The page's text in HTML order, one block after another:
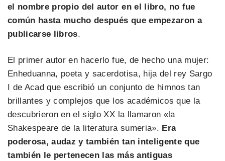
el nombre propio del autor en el libro, no fue
común hasta mucho después que empezaron a
publicarse libros.
El primer autor en hacerlo fue, de hecho una mujer:
Enheduanna, poeta y sacerdotisa, hija del rey Sargo
I de Acad que escribió un conjunto de himnos tan
brillantes y complejos que los académicos que la
descubrieron en el siglo XX la llamaron «la
Shakespeare de la literatura sumeria». Era
poderosa, audaz y también tan inteligente que
también le pertenecen las más antiguas